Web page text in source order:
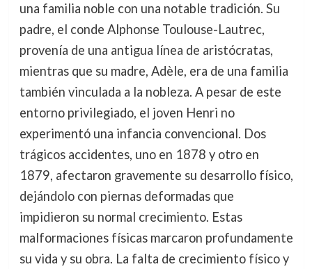
una familia noble con una notable tradición. Su
padre, el conde Alphonse Toulouse-Lautrec,
provenía de una antigua línea de aristócratas,
mientras que su madre, Adèle, era de una familia
también vinculada a la nobleza. A pesar de este
entorno privilegiado, el joven Henri no
experimentó una infancia convencional. Dos
trágicos accidentes, uno en 1878 y otro en
1879, afectaron gravemente su desarrollo físico,
dejándolo con piernas deformadas que
impidieron su normal crecimiento. Estas
malformaciones físicas marcaron profundamente
su vida y su obra. La falta de crecimiento físico y